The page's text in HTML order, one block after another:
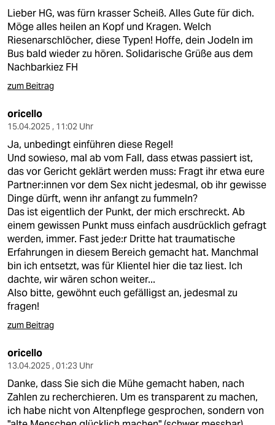
Lieber HG, was fürn krasser Scheiß. Alles Gute für dich.
Möge alles heilen an Kopf und Kragen. Welch
Riesenarschlöcher, diese Typen! Hoffe, dein Jodeln im
Bus bald wieder zu hören. Solidarische Grüße aus dem
Nachbarkiez FH
zum Beitrag
oricello
15.04.2025 , 11:02 Uhr
Ja, unbedingt einführen diese Regel!
Und sowieso, mal ab vom Fall, dass etwas passiert ist,
das vor Gericht geklärt werden muss: Fragt ihr etwa eure
Partner:innen vor dem Sex nicht jedesmal, ob ihr gewisse
Dinge dürft, wenn ihr anfangt zu fummeln?
Das ist eigentlich der Punkt, der mich erschreckt. Ab
einem gewissen Punkt muss einfach ausdrücklich gefragt
werden, immer. Fast jede:r Dritte hat traumatische
Erfahrungen in diesem Bereich gemacht hat. Manchmal
bin ich entsetzt, was für Klientel hier die taz liest. Ich
dachte, wir wären schon weiter...
Also bitte, gewöhnt euch gefälligst an, jedesmal zu
fragen!
zum Beitrag
oricello
13.04.2025 , 01:23 Uhr
Danke, dass Sie sich die Mühe gemacht haben, nach
Zahlen zu recherchieren. Um es transparent zu machen,
ich habe nicht von Altenpflege gesprochen, sondern von